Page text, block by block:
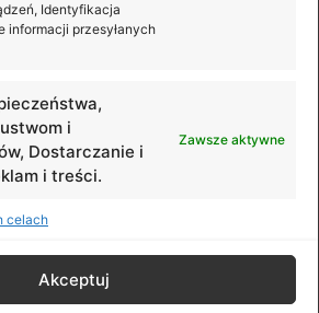
Identyfikacja
informacji przesyłanych
i
Dostarczanie i
i treści.
Zawsze aktywne
celach
Akceptuj
i jeszcze lepiej przygotowany na
rejestrowania dźwięku. DJI
w formacie
All rights reserved.
Preferencje cookies